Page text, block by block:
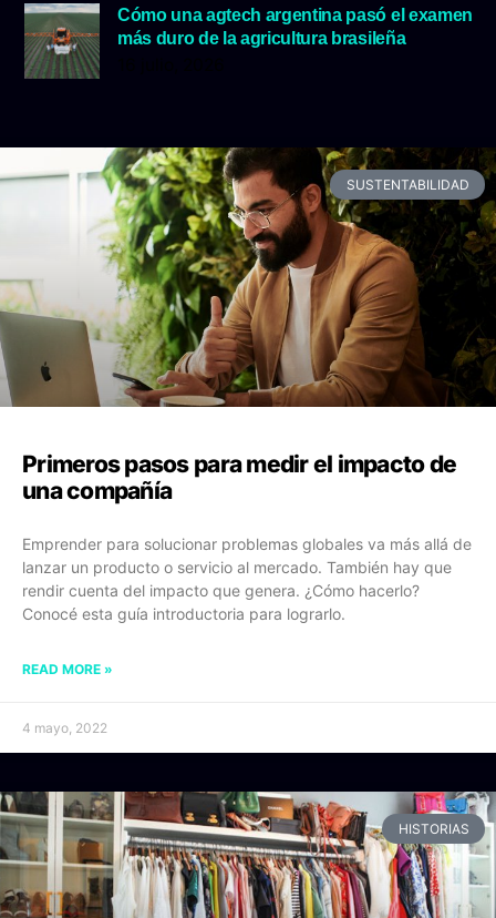
Cómo una agtech argentina pasó el examen
más duro de la agricultura brasileña
SUSTENTABILIDAD
Primeros pasos para medir el impacto de
una compañía
Emprender para solucionar problemas globales va más allá de
lanzar un producto o servicio al mercado. También hay que
rendir cuenta del impacto que genera. ¿Cómo hacerlo?
Conocé esta guía introductoria para lograrlo.
READ MORE »
4 mayo, 2022
HISTORIAS